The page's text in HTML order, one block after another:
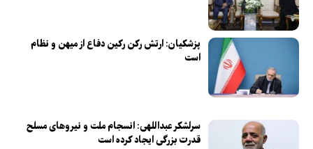
پزشکیان: ارتش رکن رکین دفاع از میهن و نظام
است
سرلشکر عبداللهی: انسجام ملت و نیرو‌های مسلح
قدرت بزرگی ایجاد کرده است